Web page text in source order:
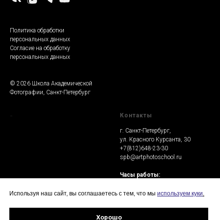
Используя наш сайт, вы соглашаетесь с тем, что мы используем куки.
Хорошо
Политика обработки
персональных данных
Согласие на обработку
персональных данных
© 2026 Школа Академической
Фотографии, Санкт-Петербург
Контакты
г. Санкт-Петербург,
ул. Красного Курсанта, 30
+7(812)648-23-30
spb@artphotoschool.ru
Часы работы:
Пт: выходной